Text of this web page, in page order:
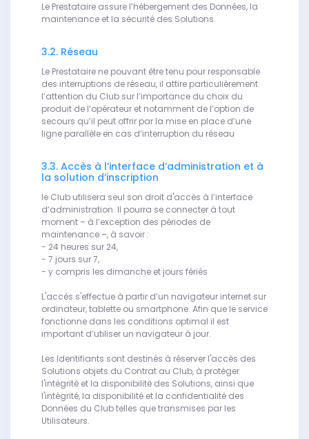
Le Prestataire assure l’hébergement des Données, la
maintenance et la sécurité des Solutions.
3.2. Réseau
Le Prestataire ne pouvant être tenu pour responsable
des interruptions de réseau, il attire particulièrement
l’attention du Club sur l’importance du choix du
produit de l’opérateur et notamment de l’option de
secours qu’il peut offrir par la mise en place d’une
ligne parallèle en cas d’interruption du réseau
3.3. Accès à l’interface d’administration et à
la solution d’inscription
le Club utilisera seul son droit d'accès à l’interface
d’administration. Il pourra se connecter à tout
moment – à l’exception des périodes de
maintenance –, à savoir :
- 24 heures sur 24,
- 7 jours sur 7,
- y compris les dimanche et jours fériés
L'accès s'effectue à partir d’un navigateur internet sur
ordinateur, tablette ou smartphone. Afin que le service
fonctionne dans les conditions optimal il est
important d’utiliser un navigateur à jour.
Les Identifiants sont destinés à réserver l'accès des
Solutions objets du Contrat au Club, à protéger
l'intégrité et la disponibilité des Solutions, ainsi que
l'intégrité, la disponibilité et la confidentialité des
Données du Club telles que transmises par les
Utilisateurs.